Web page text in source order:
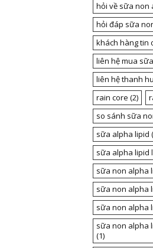
hỏi về sữa non
hỏi đáp sữa
khách hàng tin
liên hệ mua
liên hệ thanh
rain core (2)
so sánh sữa
sữa alpha lipid
sữa alpha lipid
sữa non alpha
sữa non alpha
sữa non alpha
sữa non alpha
(1)